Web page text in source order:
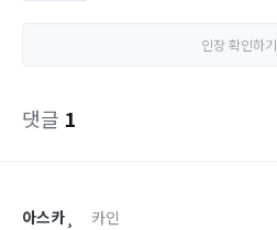
인장 확인하기
댓글 1
아스카¸ 카인